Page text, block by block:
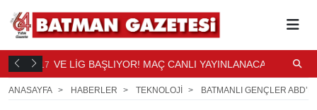
17 VE LİG BAŞLIYOR! MAÇ CANLI YAYINLANACAK
18
ANASAYFA
HABERLER TEKNOLOJİ BATMANLI GENÇLER